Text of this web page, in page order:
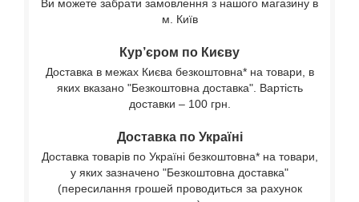
Ви можете забрати замовлення з нашого магазину в
м. Київ
Кур’єром по Києву
Доставка в межах Києва безкоштовна* на товари, в
яких вказано "Безкоштовна доставка". Вартість
доставки – 100 грн.
Доставка по Україні
Доставка товарів по Україні безкоштовна* на товари,
у яких зазначено "Безкоштовна доставка"
(пересилання грошей проводиться за рахунок